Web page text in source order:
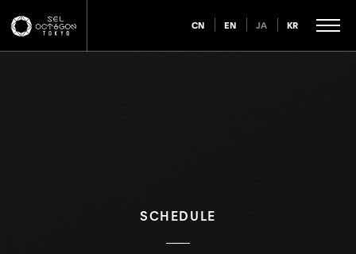
CN EN JA KR
SCHEDULE